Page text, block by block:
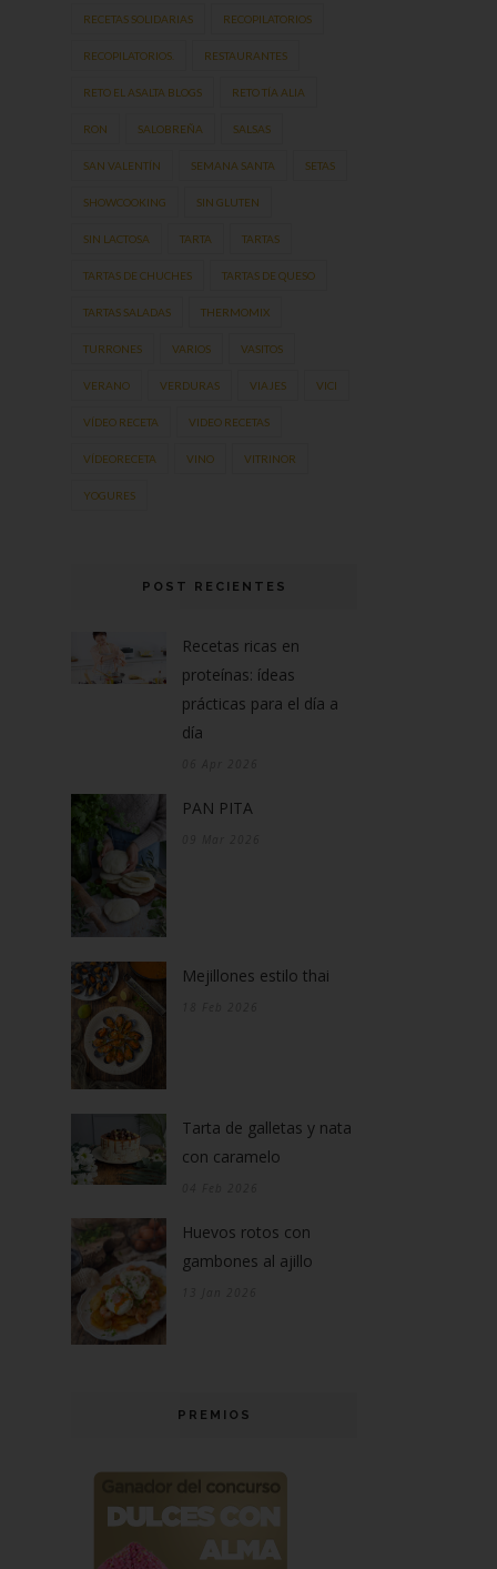
RECETAS SOLIDARIAS RECOPILATORIOS
RECOPILATORIOS. RESTAURANTES
RETO EL ASALTA BLOGS RETO TÍA ALIA
RON SALOBREÑA SALSAS
SAN VALENTÍN SEMANA SANTA SETAS
SHOWCOOKING SIN GLUTEN
SIN LACTOSA TARTA TARTAS
TARTAS DE CHUCHES TARTAS DE QUESO
TARTAS SALADAS THERMOMIX
TURRONES VARIOS VASITOS
VERANO VERDURAS VIAJES VICI
VÍDEO RECETA VIDEO RECETAS
VÍDEORECETA VINO VITRINOR
YOGURES
POST RECIENTES
Recetas ricas en
proteínas: ídeas
prácticas para el día a
día
PAN PITA
Mejillones estilo thai
Tarta de galletas y nata
con caramelo
Huevos rotos con
gambones al ajillo
PREMIOS